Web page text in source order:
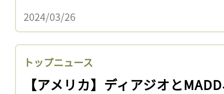
2024/03/26
トップニュース
【アメリカ】ディアジオと